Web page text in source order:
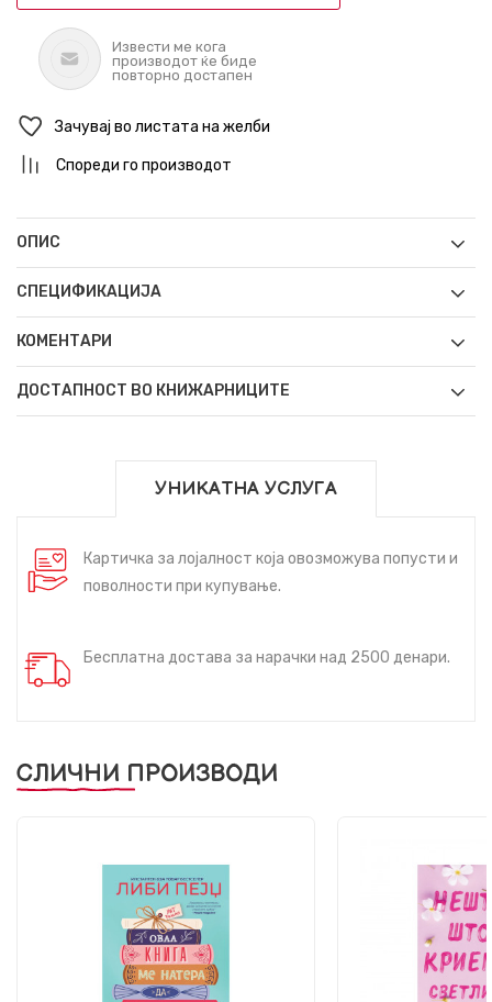
Извести ме кога
производот ќе биде
повторно достапен
Зачувај во листата на желби
Спореди го производот
ОПИС
СПЕЦИФИКАЦИЈА
КОМЕНТАРИ
ДОСТАПНОСТ ВО КНИЖАРНИЦИТЕ
УНИКАТНА УСЛУГА
Картичка за лојалност која овозможува попусти и
поволности при купување.
Бесплатна достава за нарачки над 2500 денари.
СЛИЧНИ ПРОИЗВОДИ